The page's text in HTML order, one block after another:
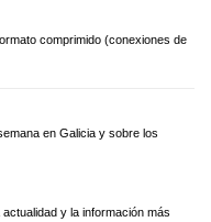
comprimido (conexiones de
en Galicia y sobre los
y la información más